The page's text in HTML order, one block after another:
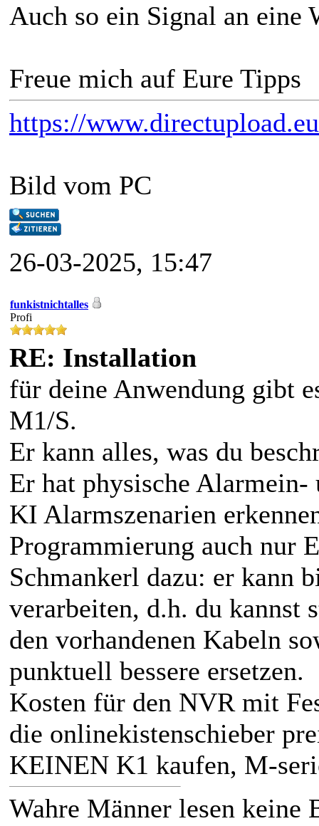
Auch so ein Signal an eine
Freue mich auf Eure Tipps
https://
Bild vom PC
26-03-2025, 15:47
funkistnichtalles
Profi
RE: Installation
für deine Anwendung gibt
M1/S.
Er kann alles, was du
Er hat physische Alarmein-
KI Alarmszenarien
Programmierung auch nur
Schmankerl dazu: er kann
verarbeiten, d.h. du kannst
den vorhandenen Kabeln
punktuell bessere ersetzen.
Kosten für den NVR mit
die onlinekistenschieber
KEINEN K1 kaufen, M-
Wahre Männer lesen keine